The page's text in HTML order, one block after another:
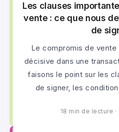
Les clauses
vente : ce que nous
de
Le compromis de
décisive dans une
faisons le point sur les
de signer, les
18 min de lecture ·